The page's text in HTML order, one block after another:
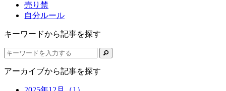
売り禁
自分ルール
キーワードから記事を探す
アーカイブから記事を探す